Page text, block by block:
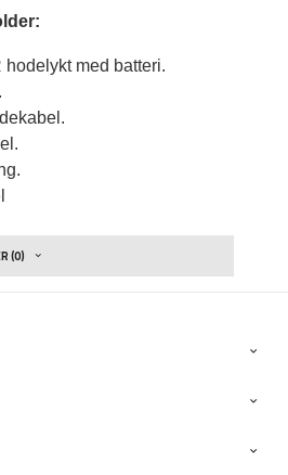
hodelykt med batteri.
(0)